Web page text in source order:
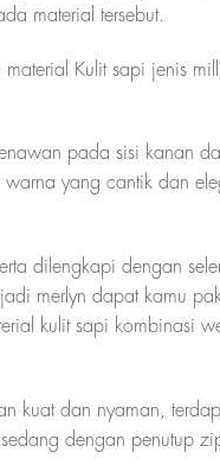
material tersebut.
Kulit sapi jenis
pada sisi kanan
yang cantik dan
dilengkapi dengan
merlyn dapat kamu
kulit sapi kombinasi
kuat dan nyaman,
dengan penutup